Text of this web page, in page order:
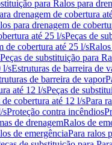
para Ralos para
drenagem de cobertura
para drenagem de
até 25 l/sPeças de
de cobertura até 25 l/s
Peças de substituição para
l/sEstruturas de barreira de
de barreira de vapor
até 12 l/sPeças de
cobertura até 12 l/sPara
sProteção contra incêndios
de drenagemRalos de
de emergênciaPara ralos